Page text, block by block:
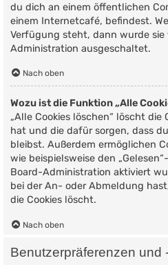
du dich an einem öffentlichen
einem Internetcafé, befindest.
Verfügung steht, dann wurde
Administration ausgeschaltet.
Nach oben
Wozu ist die Funktion „Alle
„Alle Cookies löschen“ löscht
hat und die dafür sorgen, dass
bleibst. Außerdem ermöglichen
wie beispielsweise den
Board-Administration aktiviert
bei der An- oder Abmeldung
die Cookies löscht.
Nach oben
Benutzerpräferenzen und